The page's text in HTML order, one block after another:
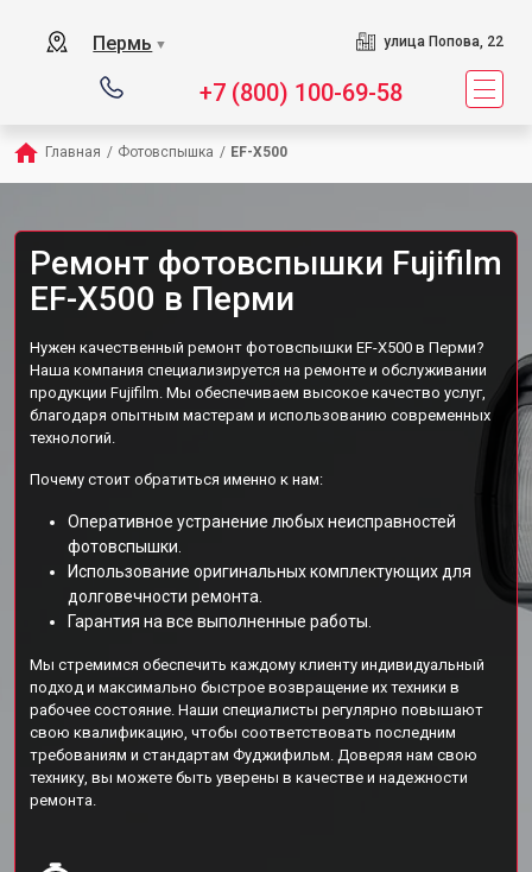
Пермь ▼ улица Попова, 22
+7 (800) 100-69-58
Главная / Фотовспышка / EF-X500
Ремонт фотовспышки Fujifilm
EF-X500 в Перми
Нужен качественный ремонт фотовспышки EF-X500 в Перми?
Наша компания специализируется на ремонте и обслуживании
продукции Fujifilm. Мы обеспечиваем высокое качество услуг,
благодаря опытным мастерам и использованию современных
технологий.
Почему стоит обратиться именно к нам:
Оперативное устранение любых неисправностей
фотовспышки.
Использование оригинальных комплектующих для
долговечности ремонта.
Гарантия на все выполненные работы.
Мы стремимся обеспечить каждому клиенту индивидуальный
подход и максимально быстрое возвращение их техники в
рабочее состояние. Наши специалисты регулярно повышают
свою квалификацию, чтобы соответствовать последним
требованиям и стандартам Фуджифильм. Доверяя нам свою
технику, вы можете быть уверены в качестве и надежности
ремонта.